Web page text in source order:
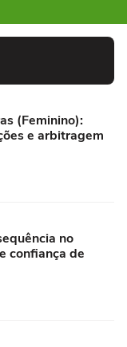
(Feminino):
e arbitragem
no
confiança de